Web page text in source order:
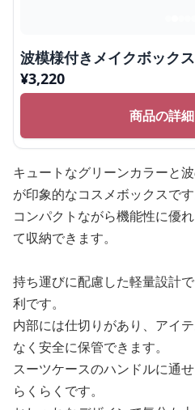
波模様付きメイクボック
¥3,220
商品の詳
キュートなグリーンカラーと
が印象的なコスメボックスです
コンパクトながら機能性に優
て収納できます。
持ち運びに配慮した軽量設計
利です。
内部には仕切りがあり、アイ
なく安全に保管できます。
スーツケースのハンドルに通
らくらくです。